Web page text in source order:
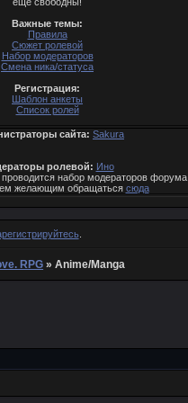
Важные темы:
Правила
Сюжет ролевой
Набор модераторов
Смена ника/статуса
Регистрация:
Шаблон анкеты
Список ролей
сайта: Sakura
ролевой: Ино
набор модераторов форума.
желающим обращаться cюда
.
RPG »Anime/Manga